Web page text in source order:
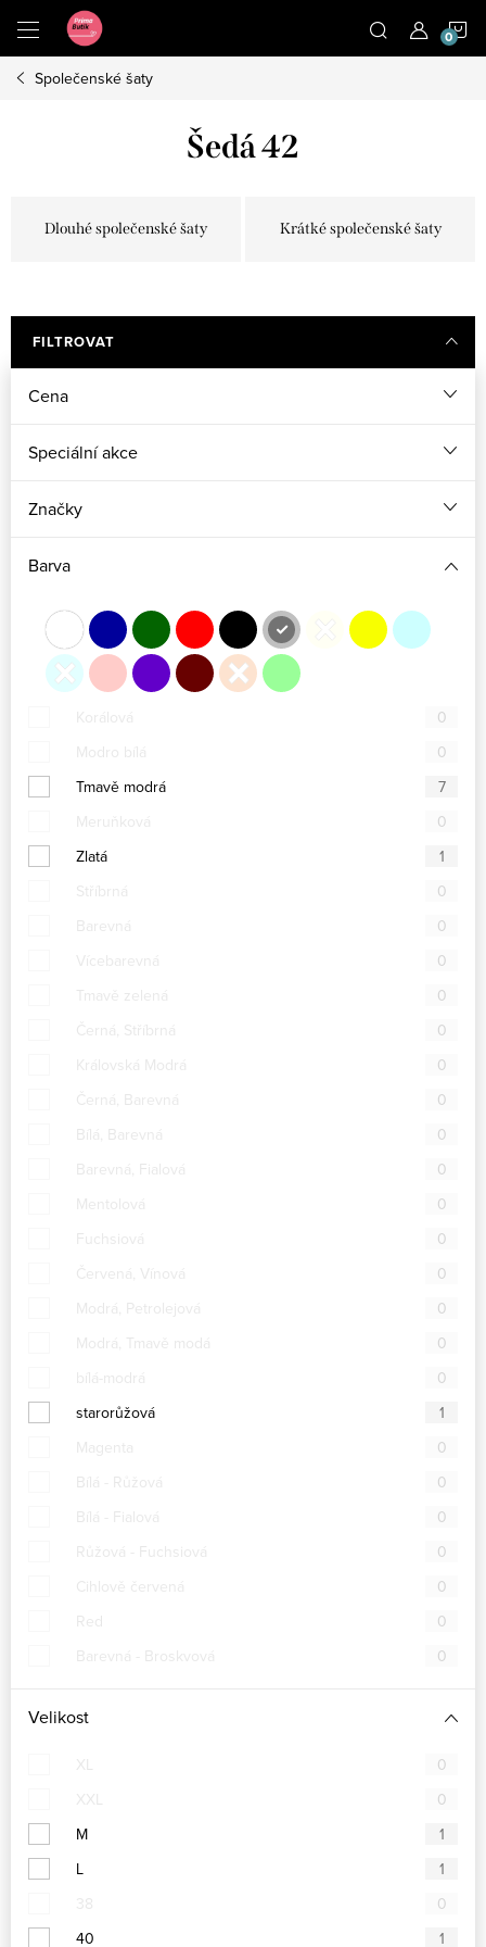
obsah
Společenské šaty
Šedá 42
Dlouhé společenské šaty Krátké společenské šaty
FILTROVAT
Cena
Speciální akce
Značky
Barva
Korálová
0
Modro bílá
0
Tmavě modrá
7
Meruňková
0
Zlatá
1
Stříbrná
0
Barevná
0
Vícebarevná
0
Tmavě zelená
0
Černá, Stříbrná
0
Královská Modrá
0
Černá, Barevná
0
Bílá, Barevná
0
Barevná, Fialová
0
Mentolová
0
Fuchsiová
0
Červená, Vínová
0
Modrá, Petrolejová
0
Modrá, Tmavě modá
0
bílá-modrá
0
starorůžová
1
Magenta
0
Bílá - Růžová
0
Bílá - Fialová
0
Růžová - Fuchsiová
0
Cihlově červená
0
Red
0
Barevná - Broskvová
0
Velikost
XL
0
XXL
0
M
1
L
1
38
0
40
1